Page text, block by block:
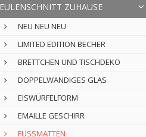
EULENSCHNITT ZUHAUSE
NEU NEU NEU
LIMITED EDITION BECHER
BRETTCHEN UND TISCHDEKO
DOPPELWANDIGES GLAS
EISWÜRFELFORM
EMAILLE GESCHIRR
FUSSMATTEN